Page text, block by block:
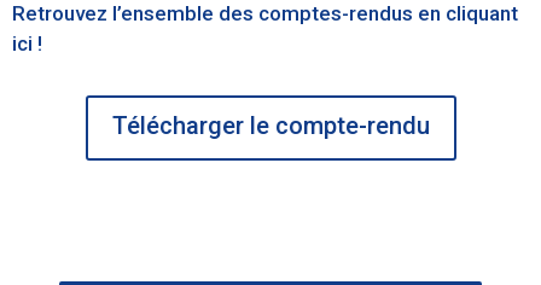
Retrouvez l’ensemble des comptes-rendus en cliquant
ici !
Télécharger le compte-rendu